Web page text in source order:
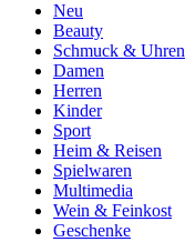
Neu
Beauty
Schmuck & Uhren
Damen
Herren
Kinder
Sport
Heim & Reisen
Spielwaren
Multimedia
Wein & Feinkost
Geschenke